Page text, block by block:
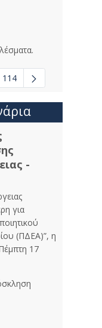
σελίδες Use TAB
114
-
για
(ΠΔΕΑ)”, η
17